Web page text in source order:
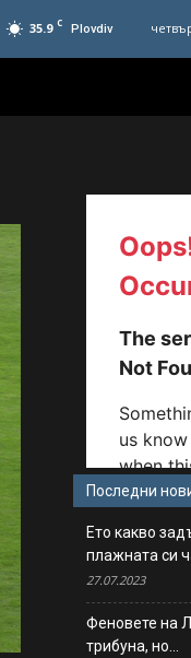
35.9 C Plovdiv
Последни
Ето какво
плажната си
27.07.2023
Феновете на
трибуна, но…